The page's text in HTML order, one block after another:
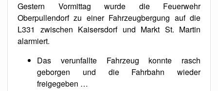
Gestern Vormittag wurde die Feuerwehr
Oberpullendorf zu einer Fahrzeugbergung auf die
L331 zwischen Kaisersdorf und Markt St. Martin
alarmiert.
Das verunfallte Fahrzeug konnte rasch
geborgen und die Fahrbahn wieder
freigegeben …